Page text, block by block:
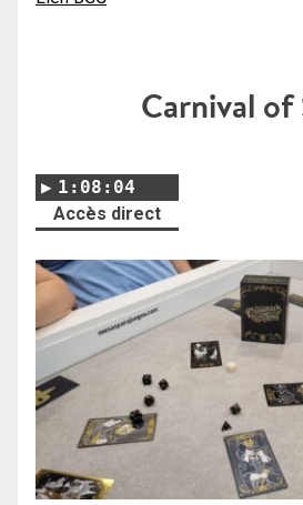
Carnival of
1:08:04
Accès direct